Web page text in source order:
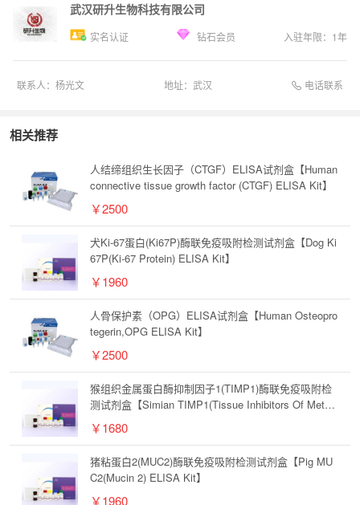
武汉研升生物科技有限公司
实名认证 钻石会员 入驻年限： 1年
联系人： 杨光文 地址： 武汉 电话联系
相关推荐
人结缔组织生长因子（CTGF）ELISA试剂盒【Human
connective tissue growth factor (CTGF) ELISA Kit】
￥2500
犬Ki-67蛋白(Ki67P)酶联免疫吸附检测试剂盒【Dog Ki
67P(Ki-67 Protein) ELISA Kit】
￥1960
人骨保护素（OPG）ELISA试剂盒【Human Osteopro
tegerin,OPG ELISA Kit】
￥2500
猴组织金属蛋白酶抑制因子1(TIMP1)酶联免疫吸附检
测试剂盒【Simian TIMP1(Tissue Inhibitors Of Metall
￥1680
猪粘蛋白2(MUC2)酶联免疫吸附检测试剂盒【Pig MU
C2(Mucin 2) ELISA Kit】
￥1960